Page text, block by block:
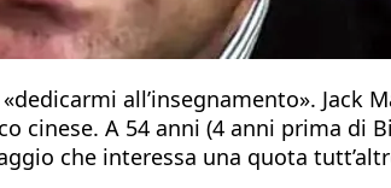
all’insegnamento».
cinese. A 54 anni (4 anni prima di
che interessa una quota